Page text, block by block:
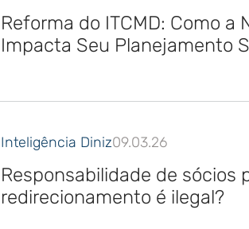
Reforma do ITCMD: Como a
Impacta Seu Planejamento
Inteligência Diniz09.03.26
Responsabilidade de sócios
redirecionamento é ilegal?